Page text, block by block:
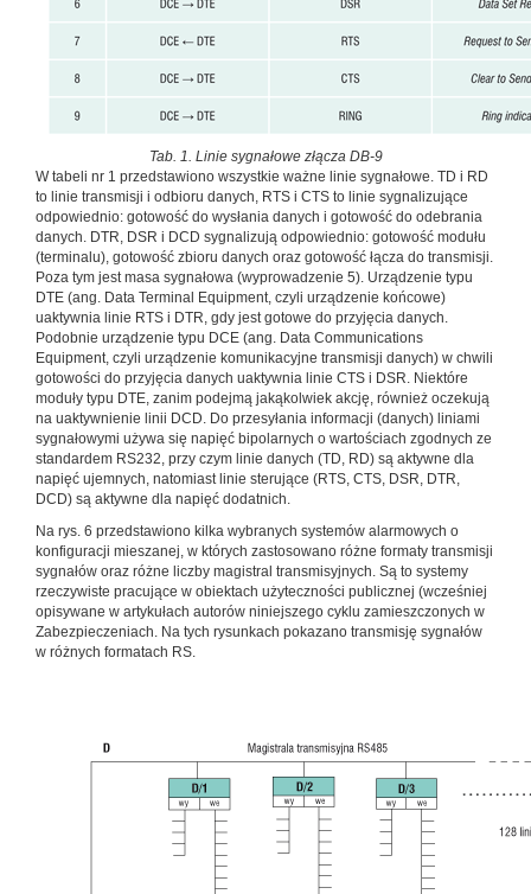
Tab. 1. Linie sygnałowe złącza DB-9
W tabeli nr 1 przedstawiono wszystkie ważne linie sygnałowe. TD i RD
to linie transmisji i odbioru danych, RTS i CTS to linie sygnalizujące
odpowiednio: gotowość do wysłania danych i gotowość do odebrania
danych. DTR, DSR i DCD sygnalizują odpowiednio: gotowość modułu
(terminalu), gotowość zbioru danych oraz gotowość łącza do transmisji.
Poza tym jest masa sygnałowa (wyprowadzenie 5). Urządzenie typu
DTE (ang. Data Terminal Equipment, czyli urządzenie końcowe)
uaktywnia linie RTS i DTR, gdy jest gotowe do przyjęcia danych.
Podobnie urządzenie typu DCE (ang. Data Communications
Equipment, czyli urządzenie komunikacyjne transmisji danych) w chwili
gotowości do przyjęcia danych uaktywnia linie CTS i DSR. Niektóre
moduły typu DTE, zanim podejmą jakąkolwiek akcję, również oczekują
na uaktywnienie linii DCD. Do przesyłania informacji (danych) liniami
sygnałowymi używa się napięć bipolarnych o wartościach zgodnych ze
standardem RS232, przy czym linie danych (TD, RD) są aktywne dla
napięć ujemnych, natomiast linie sterujące (RTS, CTS, DSR, DTR,
DCD) są aktywne dla napięć dodatnich.
Na rys. 6 przedstawiono kilka wybranych systemów alarmowych o
konfiguracji mieszanej, w których zastosowano różne formaty transmisji
sygnałów oraz różne liczby magistral transmisyjnych. Są to systemy
rzeczywiste pracujące w obiektach użyteczności publicznej (wcześniej
opisywane w artykułach autorów niniejszego cyklu zamieszczonych w
Zabezpieczeniach. Na tych rysunkach pokazano transmisję sygnałów
w różnych formatach RS.